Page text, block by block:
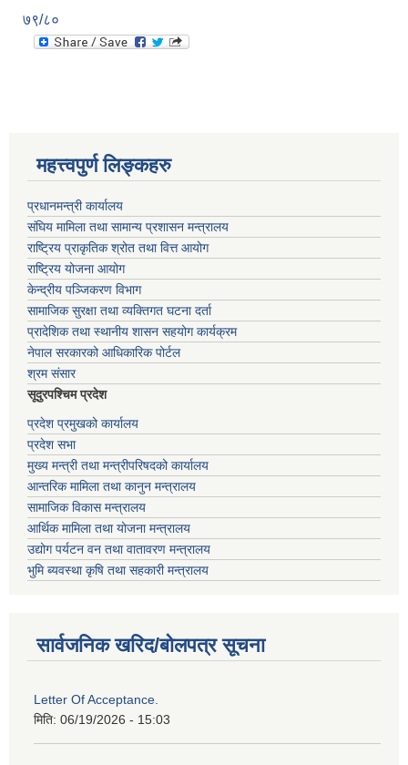
७९/८०
महत्त्वपुर्ण लिङ्कहरु
प्रधानमन्त्री कार्यालय
संघिय मामिला तथा सामान्य प्रशासन मन्त्रालय
राष्ट्रिय प्राकृतिक श्रोत तथा वित्त आयोग
राष्ट्रिय योजना आयोग
केन्द्रीय पञ्जिकरण विभाग
सामाजिक सुरक्षा तथा व्यक्तिगत घटना दर्ता
प्रादेशिक तथा स्थानीय शासन सहयोग कार्यक्रम
नेपाल सरकारको आधिकारिक पोर्टल
श्रम संसार
सूदुरपश्चिम प्रदेश
प्रदेश प्रमुखको कार्यालय
प्रदेश सभा
मुख्य मन्त्री तथा मन्त्रीपरिषदको कार्यालय
आन्तरिक मामिला तथा कानुन मन्त्रालय
सामाजिक विकास मन्त्रालय
आर्थिक मामिला तथा योजना मन्त्रालय
उद्योग पर्यटन वन तथा वातावरण मन्त्रालय
भुमि ब्यवस्था कृषि तथा सहकारी मन्त्रालय
सार्वजनिक खरिद/बोलपत्र सूचना
Letter Of Acceptance.
मिति: 06/19/2026 - 15:03